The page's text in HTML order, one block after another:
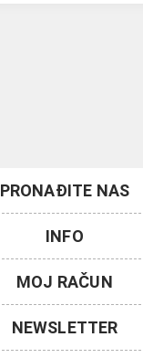
PRONAĐITE NAS
INFO
MOJ RAČUN
NEWSLETTER